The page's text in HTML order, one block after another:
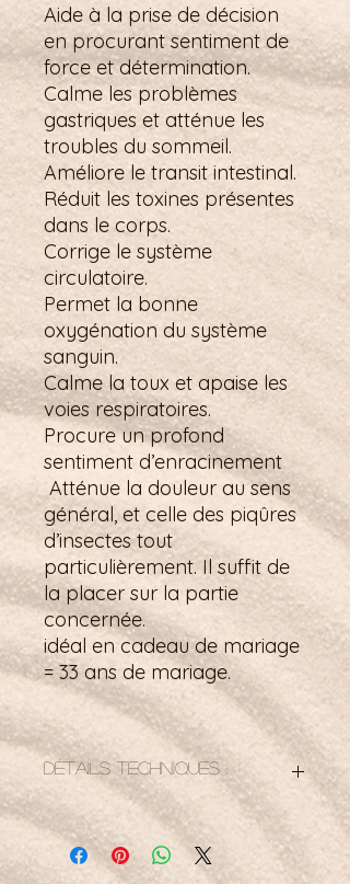
Aide à la prise de décision
en procurant sentiment de
force et détermination.
Calme les problèmes
gastriques et atténue les
troubles du sommeil.
Améliore le transit intestinal.
Réduit les toxines présentes
dans le corps.
Corrige le système
circulatoire.
Permet la bonne
oxygénation du système
sanguin.
Calme la toux et apaise les
voies respiratoires.
Procure un profond
sentiment d’enracinement
Atténue la douleur au sens
général, et celle des piqûres
d’insectes tout
particulièrement. Il suffit de
la placer sur la partie
concernée.
idéal en cadeau de mariage
= 33 ans de mariage.
Détails techniques :
La bélière est en argent 925
Origine de la pierre : Egypte
Taille : 37 x 33 mm